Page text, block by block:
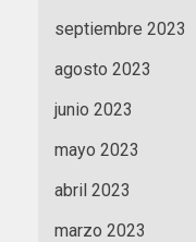
septiembre 2023
agosto 2023
junio 2023
mayo 2023
abril 2023
marzo 2023